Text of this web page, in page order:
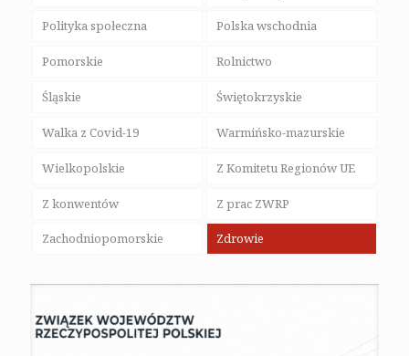
Polityka społeczna Polska wschodnia
Pomorskie Rolnictwo
Śląskie Świętokrzyskie
Walka z Covid-19 Warmińsko-mazurskie
Wielkopolskie Z Komitetu Regionów UE
Z konwentów Z prac ZWRP
Zachodniopomorskie Zdrowie